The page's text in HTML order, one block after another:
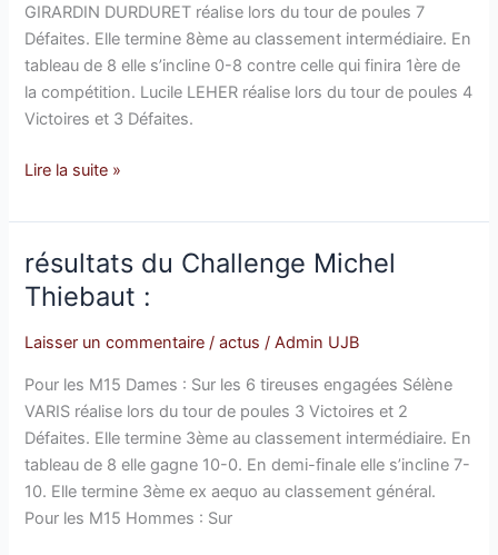
GIRARDIN DURDURET réalise lors du tour de poules 7
Défaites. Elle termine 8ème au classement intermédiaire. En
tableau de 8 elle s’incline 0-8 contre celle qui finira 1ère de
la compétition. Lucile LEHER réalise lors du tour de poules 4
Victoires et 3 Défaites.
Lire la suite »
résultats du Challenge Michel
Thiebaut :
Laisser un commentaire /actus /Admin UJB
Pour les M15 Dames : Sur les 6 tireuses engagées Sélène
VARIS réalise lors du tour de poules 3 Victoires et 2
Défaites. Elle termine 3ème au classement intermédiaire. En
tableau de 8 elle gagne 10-0. En demi-finale elle s’incline 7-
10. Elle termine 3ème ex aequo au classement général.
Pour les M15 Hommes : Sur
résultats
du
Challenge
Michel
: